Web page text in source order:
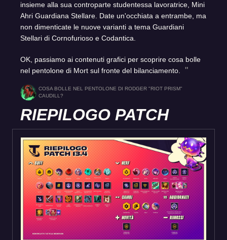
insieme alla sua controparte studentessa lavoratrice, Mini
Ahri Guardiana Stellare. Date un'occhiata a entrambe, ma
non dimenticate le nuove varianti a tema Guardiani
Stellari di Cornofurioso e Codantica.
OK, passiamo ai contenuti grafici per scoprire cosa bolle
nel pentolone di Mort sul fronte del bilanciamento.
COSA BOLLE NEL PENTOLONE DI RODGER "RIOT PRISM"
CAUDILL?
RIEPILOGO PATCH